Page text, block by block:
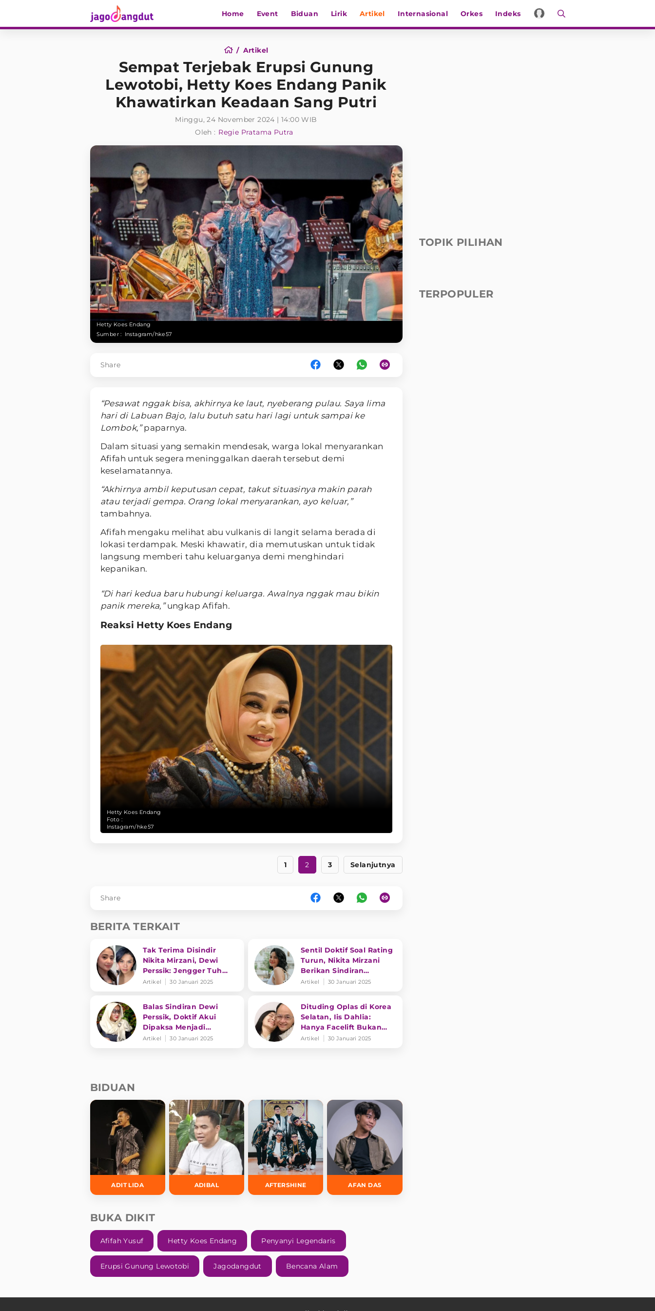
Home Event Biduan Lirik Artikel Internasional Orkes Indeks
Artikel
Sempat Terjebak Erupsi Gunung
Lewotobi, Hetty Koes Endang Panik
Khawatirkan Keadaan Sang Putri
Minggu, 24 November 2024 | 14:00 WIB
Oleh : Regie Pratama Putra
Hetty Koes Endang
Sumber : Instagram/hke57
Share
“Pesawat nggak bisa, akhirnya ke laut, nyeberang pulau. Saya lima
hari di Labuan Bajo, lalu butuh satu hari lagi untuk sampai ke
Lombok,”paparnya.
Dalam situasi yang semakin mendesak, warga lokal menyarankan
Afifah untuk segera meninggalkan daerah tersebut demi
keselamatannya.
“Akhirnya ambil keputusan cepat, takut situasinya makin parah
atau terjadi gempa. Orang lokal menyarankan, ayo keluar,”
tambahnya.
Afifah mengaku melihat abu vulkanis di langit selama berada di
lokasi terdampak. Meski khawatir, dia memutuskan untuk tidak
langsung memberi tahu keluarganya demi menghindari
kepanikan.
“Di hari kedua baru hubungi keluarga. Awalnya nggak mau bikin
panik mereka,”ungkap Afifah.
Reaksi Hetty Koes Endang
Hetty Koes Endang
Foto :
Instagram/hke57
1 2 3 Selanjutnya
Share
BERITA TERKAIT
Tak Terima Disindir
Nikita Mirzani, Dewi
Perssik: Jengger Tuh
Tong Kosong Nyaring
Artikel 30 Januari 2025
Sentil Doktif Soal Rating
Turun, Nikita Mirzani
Berikan Sindiran
Menohok ke Dewi
Artikel 30 Januari 2025
Balas Sindiran Dewi
Perssik, Doktif Akui
Dipaksa Menjadi
Bintang Tamu Hingga
Artikel 30 Januari 2025
Dituding Oplas di Korea
Selatan, Iis Dahlia:
Hanya Facelift Bukan
Ubah Wajah
Artikel 30 Januari 2025
BIDUAN
ADIT LIDA ADIBAL AFTERSHINE AFAN DA5
BUKA DIKIT
Afifah Yusuf Hetty Koes Endang Penyanyi Legendaris
Erupsi Gunung Lewotobi Jagodangdut Bencana Alam
TOPIK PILIHAN
TERPOPULER